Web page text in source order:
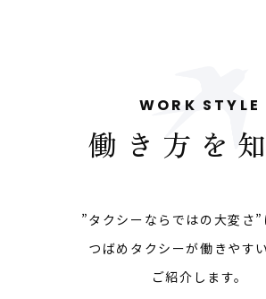
WORK STYLE
働き方を
”タクシーならではの大変さ”
つばめタクシーが働きやす
ご紹介します。